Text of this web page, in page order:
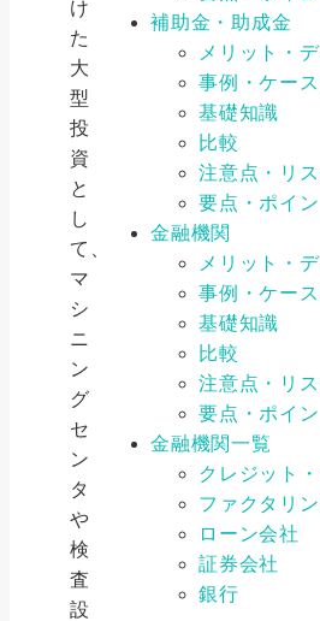
け
た
大
型
投
資
と
し
て、
マ
シ
ニ
ン
グ
セ
ン
タ
や
検
査
設
補助金・助成金
メリット・
事例・ケー
基礎知識
比較
注意点・リ
要点・ポイン
金融機関
メリット・
事例・ケー
基礎知識
比較
注意点・リ
要点・ポイン
金融機関一覧
クレジット
ファクタリ
ローン会社
証券会社
銀行